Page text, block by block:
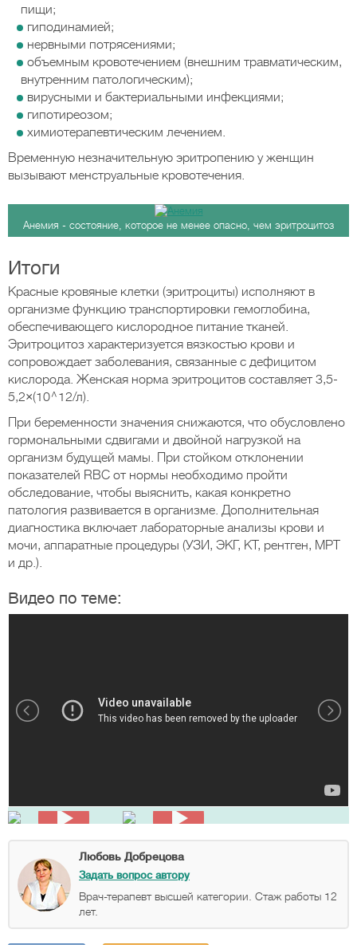
пищи;
гиподинамией;
нервными потрясениями;
объемным кровотечением (внешним травматическим,
внутренним патологическим);
вирусными и бактериальными инфекциями;
гипотиреозом;
химиотерапевтическим лечением.
Временную незначительную эритропению у женщин
вызывают менструальные кровотечения.
Анемия - состояние, которое не менее опасно, чем эритроцитоз
Итоги
Красные кровяные клетки (эритроциты) исполняют в
организме функцию транспортировки гемоглобина,
обеспечивающего кислородное питание тканей.
Эритроцитоз характеризуется вязкостью крови и
сопровождает заболевания, связанные с дефицитом
кислорода. Женская норма эритроцитов составляет 3,5-
5,2×(10^12/л).
При беременности значения снижаются, что обусловлено
гормональными сдвигами и двойной нагрузкой на
организм будущей мамы. При стойком отклонении
показателей RBC от нормы необходимо пройти
обследование, чтобы выяснить, какая конкретно
патология развивается в организме. Дополнительная
диагностика включает лабораторные анализы крови и
мочи, аппаратные процедуры (УЗИ, ЭКГ, КТ, рентген, МРТ
и др.).
Видео по теме:
Любовь Добрецова
Задать вопрос автору
Врач-терапевт высшей категории. Стаж работы 12
лет.